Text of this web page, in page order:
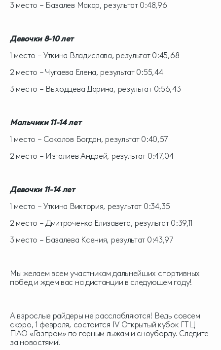
3 место – Базалев Макар, результат 0:48,96
Девочки 8-10 лет
1 место – Уткина Владислава, результат 0:45,68
2 место – Чугаева Елена, результат 0:55,44
3 место – Выходцева Дарина, результат 0:56,43
Мальчики 11-14 лет
1 место – Соколов Богдан, результат 0:40,57
2 место – Изгалиев Андрей, результат 0:47,04
Девочки 11-14 лет
1 место – Уткина Виктория, результат 0:34,35
2 место – Дмитроченко Елизавета, результат 0:39,11
3 место – Базалева Ксения, результат 0:43,97
Мы желаем всем участникам дальнейших спортивных
побед и ждем вас на дистанции в следующем году!
А взрослые райдеры не расслабляются! Ведь совсем
скоро, 1 февраля, состоится IV Открытый кубок ГТЦ
ПАО «Газпром» по горным лыжам и сноуборду. Следите
за новостями!